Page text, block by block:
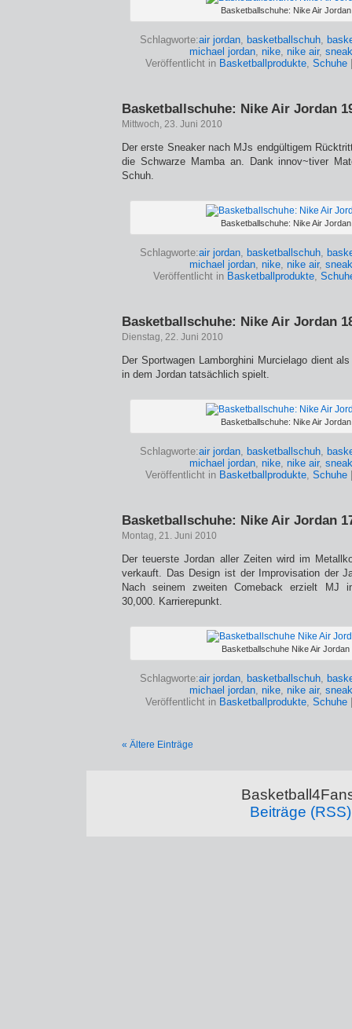
Basketballschuhe: Nike Air
Schlagworte:air jordan, basketballschuh,
michael jordan, nike, nike air,
Veröffentlicht in Basketballprodukte, Schuhe
Basketballschuhe: Nike Air Jordan
Mittwoch, 23. Juni 2010
Der erste Sneaker nach MJs endgültigem
die Schwarze Mamba an. Dank innov~tiver
Schuh.
Basketballschuhe: Nike Air
Schlagworte:air jordan, basketballschuh,
michael jordan, nike, nike air,
Veröffentlicht in Basketballprodukte,
Basketballschuhe: Nike Air Jordan
Dienstag, 22. Juni 2010
Der Sportwagen Lamborghini Murcielago dient
in dem Jordan tatsächlich spielt.
Basketballschuhe: Nike Air
Schlagworte:air jordan, basketballschuh,
michael jordan, nike, nike air,
Veröffentlicht in Basketballprodukte, Schuhe
Basketballschuhe: Nike Air Jordan
Montag, 21. Juni 2010
Der teuerste Jordan aller Zeiten wird im
verkauft. Das Design ist der Improvisation der
Nach seinem zweiten Comeback erzielt MJ
30,000. Karrierepunkt.
Basketballschuhe Nike Air Jordan
Schlagworte:air jordan, basketballschuh,
michael jordan, nike, nike air,
Veröffentlicht in Basketballprodukte, Schuhe
« Ältere Einträge
Beiträge (RSS)